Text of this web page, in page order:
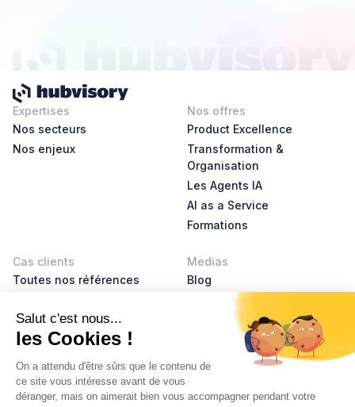
Expertises
Nos secteurs
Nos enjeux
Nos offres
Product Excellence
Transformation &
Organisation
Les Agents IA
AI as a Service
Formations
Cas clients
Toutes nos références
Medias
Blog
AI Leader Stories
Product Leader Stories
Livres blancs
Glossaire
À propos